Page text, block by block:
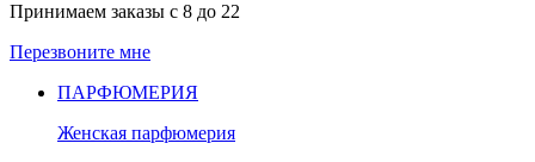
Принимаем заказы с 8 до 22
Перезвоните мне
ПАРФЮМЕРИЯ
Женская парфюмерия